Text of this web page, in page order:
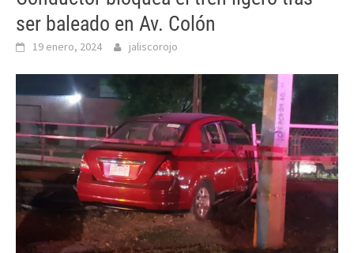
ser baleado en Av. Colón
19 enero, 2024 jaliscorojo